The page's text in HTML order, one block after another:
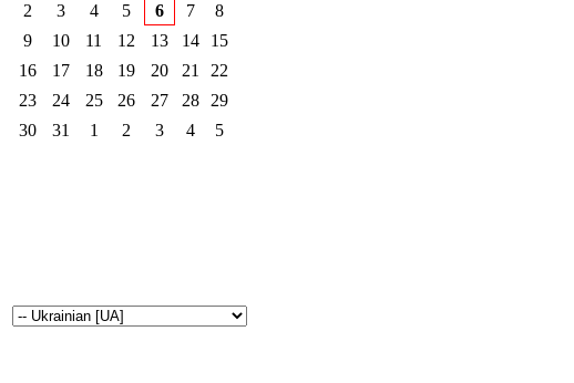
2
3 4 5 6 7
8
9
10 11 12 13 14
15
16
17 18 19 20 21
22
23
24 25 26 27 28
29
30
31 1 2 3 4 5